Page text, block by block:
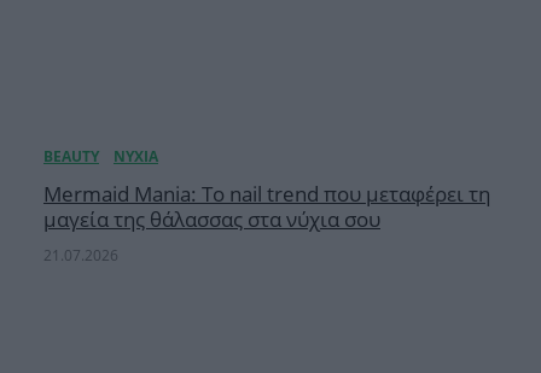
Mermaid Mania: Το nail trend που μεταφέρει τη
μαγεία της θάλασσας στα νύχια σου
21.07.2026